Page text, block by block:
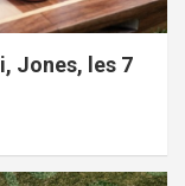
Jones, les 7